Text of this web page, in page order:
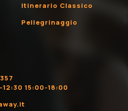
Itinerario Classico
Pellegrinaggio
15:00-18:00